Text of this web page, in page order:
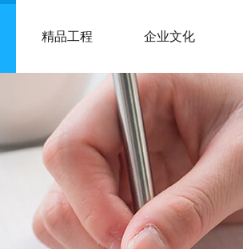
精品工程 企业文化